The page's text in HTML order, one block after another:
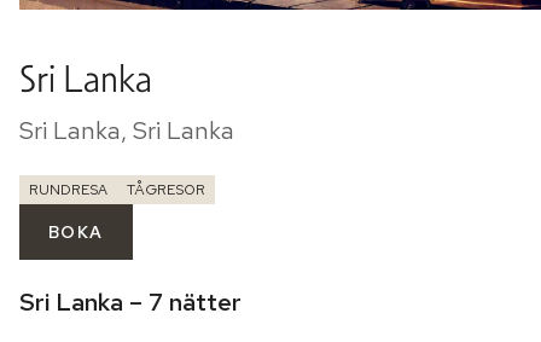
Sri Lanka
Sri Lanka, Sri Lanka
RUNDRESA TÅGRESOR
BOKA
Sri Lanka – 7 nätter